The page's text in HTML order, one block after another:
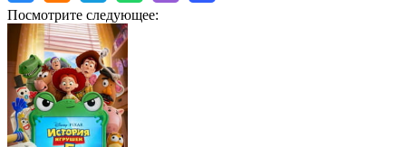
Посмотрите следующее: